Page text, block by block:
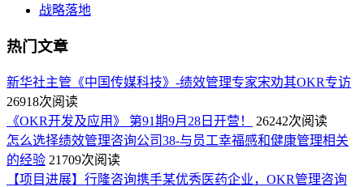
战略落地
热门文章
新华社主管《中国传媒科技》-绩效管理专家宋劝其OKR专访
26918次阅读
《OKR开发及应用》 第91期9月28日开营！
26242次阅读
怎么选择绩效管理咨询公司38-与员工幸福感和健康管理相关
的经验 21709次阅读
【项目进展】行隆咨询携手某优秀医药企业，OKR管理咨询